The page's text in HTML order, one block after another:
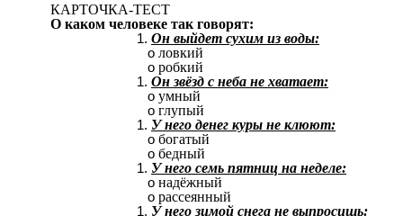
КАРТОЧКА-ТЕСТ
О каком человеке так говорят:
Он выйдет сухим из воды:
ловкий
робкий
Он звёзд с неба не хватает:
умный
глупый
У него денег куры не клюют:
богатый
бедный
У него семь пятниц на неделе:
надёжный
рассеянный
У него зимой снега не выпросишь: